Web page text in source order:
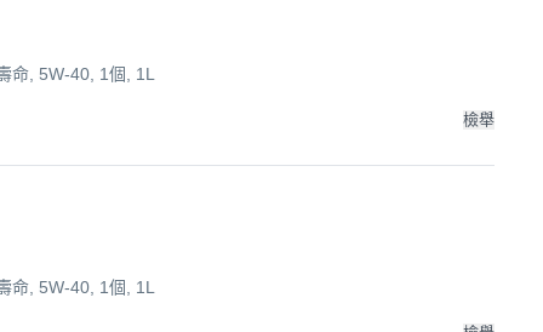
命, 5W-40, 1個, 1L
檢舉
命, 5W-40, 1個, 1L